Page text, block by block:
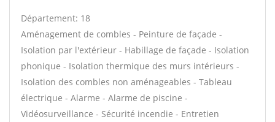
Département: 18
Aménagement de combles - Peinture de façade -
Isolation par l'extérieur - Habillage de façade - Isolation
phonique - Isolation thermique des murs intérieurs -
Isolation des combles non aménageables - Tableau
électrique - Alarme - Alarme de piscine -
Vidéosurveillance - Sécurité incendie - Entretien